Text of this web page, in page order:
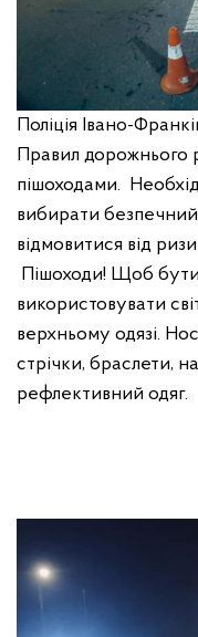
Поліція Івано-
Правил дорожнього
пішоходами.
вибирати
відмовитися від
Пішоходи! Щоб
використовувати
верхньому одязі.
стрічки, браслети,
рефлективний одяг.